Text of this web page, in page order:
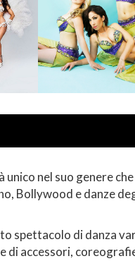
nel suo genere
Bollywood e danze
spettacolo di danza
accessori,